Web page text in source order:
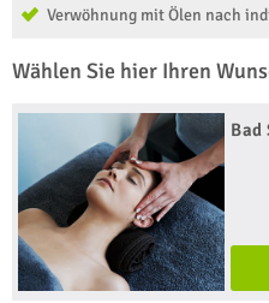
Verwöhnung mit Ölen nach
Wählen Sie hier Ihren
Bad